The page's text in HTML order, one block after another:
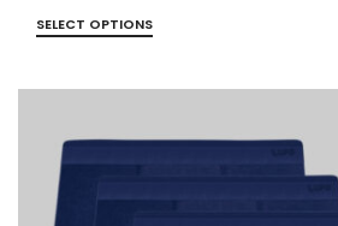
SELECT OPTIONS